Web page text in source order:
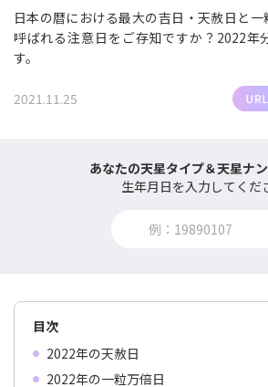
日本の暦における最大の吉日・天赦日と
呼ばれる注意日をご存知ですか？2022年
す。
2021.11.25
あなたの天星タイプ＆天星ナ
生年月日を入力してくだ
目次
2022年の天赦日
2022年の一粒万倍日